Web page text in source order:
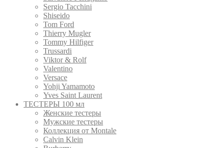
Sergio Tacchini
Shiseido
Tom Ford
Thierry Mugler
Tommy Hilfiger
Trussardi
Viktor & Rolf
Valentino
Versace
Yohji Yamamoto
Yves Saint Laurent
ТЕСТЕРЫ 100 мл
Женские тестеры
Мужские тестеры
Коллекция от Montale
Calvin Klein